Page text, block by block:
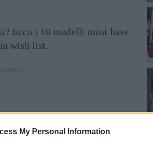
My Personal Information
Ecco i 10 modelli must have
wish list.